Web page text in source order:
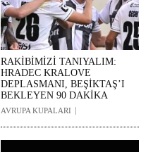
RAKİBİMİZİ TANIYALIM:
HRADEC KRALOVE
DEPLASMANI, BEŞİKTAŞ’I
BEKLEYEN 90 DAKİKA
AVRUPA KUPALARI